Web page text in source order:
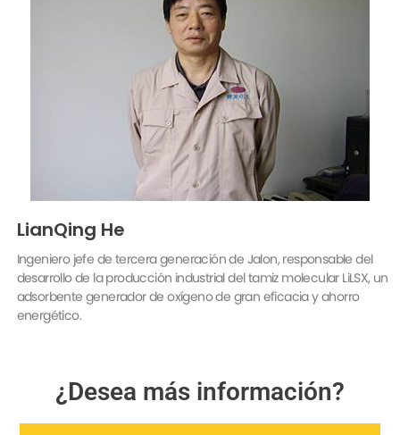
LianQing He
Ingeniero jefe de tercera generación de Jalon, responsable del
desarrollo de la producción industrial del tamiz molecular LiLSX, un
adsorbente generador de oxígeno de gran eficacia y ahorro
energético.
¿Desea más información?